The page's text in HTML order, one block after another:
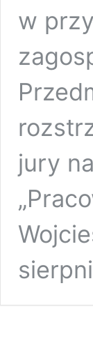
w
jury